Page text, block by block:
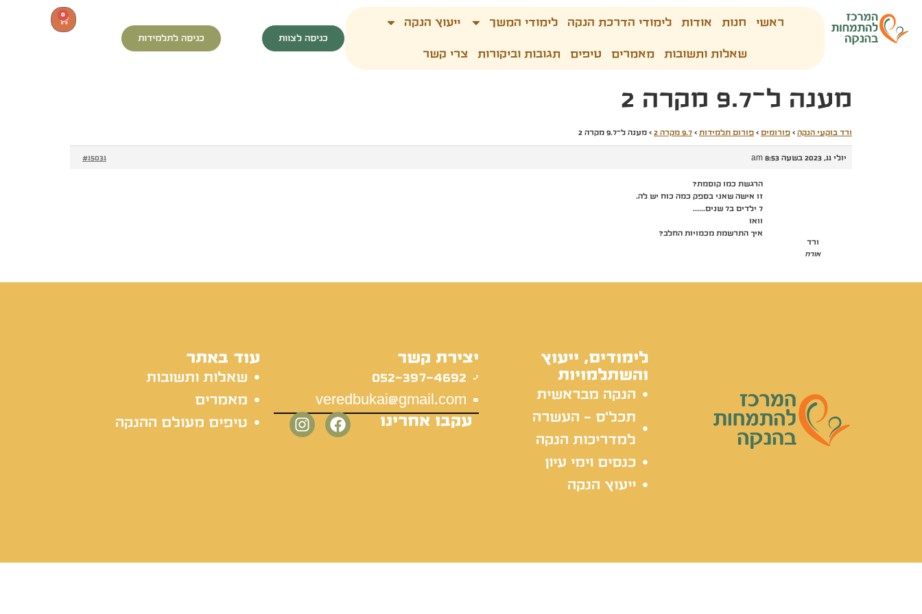
ראשי חנות אודות לימודי הדרכת הנקה לימודי המשך ייעוץ הנקה
שאלות ותשובות מאמרים טיפים תגובות וביקורות צרי קשר
כניסה לצוות כניסה לתלמידות
0
מענה ל־9.7 מקרה 2
ורד בוקעי הנקה › פורומים › פורום תלמידות › 9.7 מקרה 2 › מענה ל־9.7 מקרה 2
יולי 11, 2023 בשעה 8:53 am #15031
ורד
אורח
הרגשת כמו קוסמת?
זו אישה שאני בספק כמה כוח יש לה.
7 ילדים ב7 שנים……
וואו
איך התרשמת מכמויות החלב?
לימודים, ייעוץ
והשתלמויות
הנקה מבראשית
תכל'ס - העשרה
למדריכות הנקה
כנסים וימי עיון
ייעוץ הנקה
יצירת קשר
052-397-4692
veredbukai@gmail.com
עקבו אחרינו
עוד באתר
שאלות ותשובות
מאמרים
טיפים מעולם ההנקה